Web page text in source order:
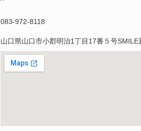
083-972-8118
山口県山口市小郡明治1丁目17番５号